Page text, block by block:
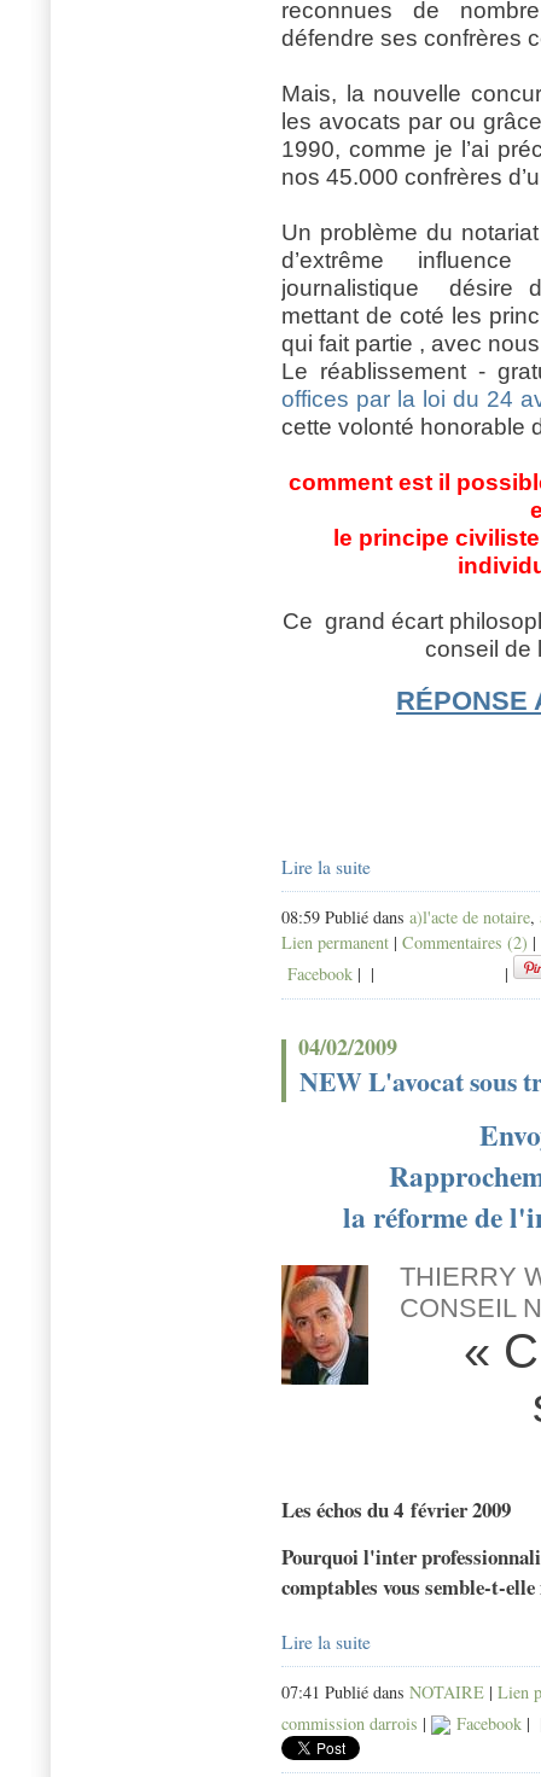
reconnues de
défendre ses confrères
Mais, la nouvelle
les avocats par ou
1990, comme je l’ai
nos 45.000 confrères
Un problème du
d’extrême influence
journalistique
désire
mettant de coté les
qui fait partie , avec
Le réablissement -
offices par la loi du 24
cette volonté honorable
comment est il
le principe civiliste
Ce grand écart
conseil de
RÉPONSE
Lire la suite
08:59 Publié dans a)l'acte de notaire,
Lien permanent | Commentaires (2)
Facebook | | |
04/02/2009
NEW L'avocat sous
la réforme de
THIERRY
CONSEIL
«
Les échos du 4 février 2009
Pourquoi l'inter
comptables vous semble-t-elle
Lire la suite
07:41 Publié dans NOTAIRE | Lien
commission darrois | Facebook |